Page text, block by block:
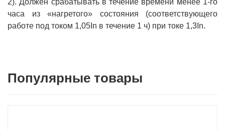
2). Должен срабатывать в течение времени менее 1-го
часа из «нагретого» состояния (соответствующего
работе под током 1,05In в течение 1 ч) при токе 1,3In.
Популярные товары